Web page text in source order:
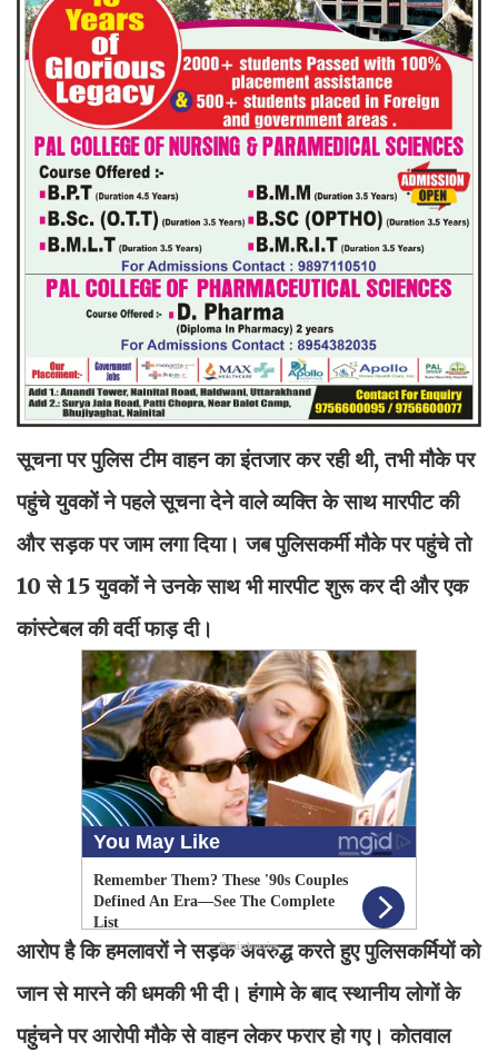
सूचना पर पुलिस टीम वाहन का इंतजार कर रही थी, तभी मौके पर
पहुंचे युवकों ने पहले सूचना देने वाले व्यक्ति के साथ मारपीट की
और सड़क पर जाम लगा दिया। जब पुलिसकर्मी मौके पर पहुंचे तो
10 से 15 युवकों ने उनके साथ भी मारपीट शुरू कर दी और एक
कांस्टेबल की वर्दी फाड़ दी।
आरोप है कि हमलावरों ने सड़क अवरुद्ध करते हुए पुलिसकर्मियों को
जान से मारने की धमकी भी दी। हंगामे के बाद स्थानीय लोगों के
पहुंचने पर आरोपी मौके से वाहन लेकर फरार हो गए। कोतवाल